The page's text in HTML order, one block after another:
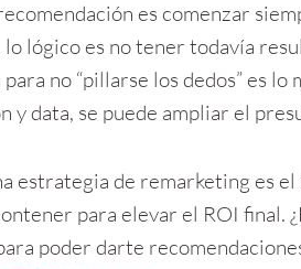
es comenzar
lo lógico es no tener todavía
no “pillarse los dedos” es lo
y data, se puede ampliar el
estrategia de remarketing es
para elevar el ROI final.